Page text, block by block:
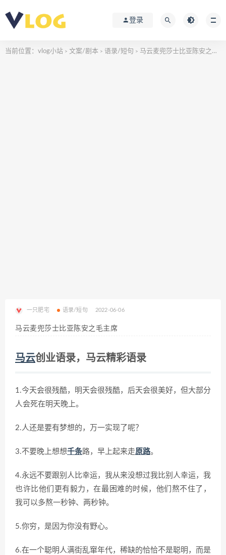
登录
当前位置： vlog小站 > 文案/剧本 > 语录/短句 > 马云麦兜莎士比亚陈安之毛主席
一只肥宅 语录/短句 2022-06-06
马云麦兜莎士比亚陈安之毛主席
马云创业语录，马云精彩语录
1.今天会很残酷，明天会很残酷，后天会很美好，但大部分
人会死在明天晚上。
2.人还是要有梦想的，万一实现了呢？
3.不要晚上想想千条路，早上起来走原路。
4.永远不要跟别人比幸运，我从来没想过我比别人幸运，我
也许比他们更有毅力，在最困难的时候，他们熬不住了，
我可以多熬一秒钟、两秒钟。
5.你穷，是因为你没有野心。
6.在一个聪明人满街乱窜年代，稀缺的恰恰不是聪明，而是